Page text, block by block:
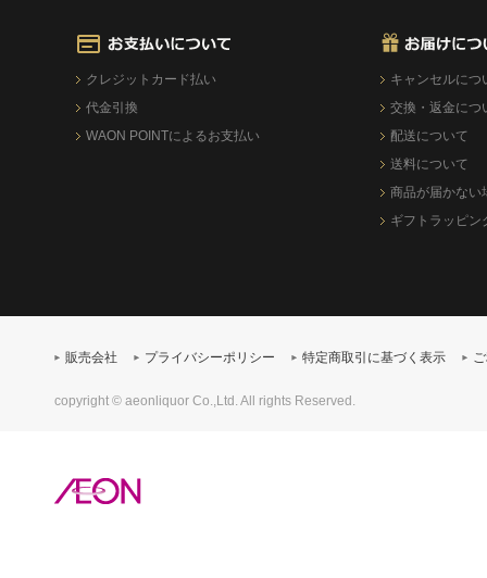
クレジットカード払い
代金引換
WAON POINTによるお支払い
キャンセルにつ
交換・返金につ
配送について
送料について
商品が届かない
ギフトラッピン
販売会社 プライバシーポリシー 特定商取引に基づく表示
copyright © aeonliquor Co.,Ltd. All rights Reserved.